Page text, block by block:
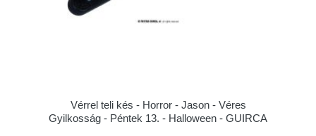
Vérrel teli kés - Horror - Jason - Véres
Gyilkosság - Péntek 13. - Halloween - GUIRCA